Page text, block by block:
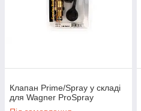
Клапан Prime/Spray у складі
для Wagner ProSpray